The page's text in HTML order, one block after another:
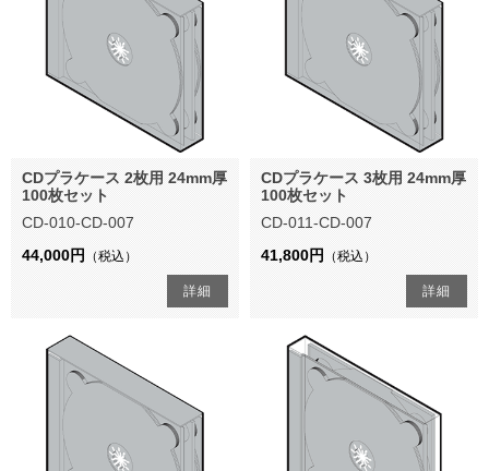
CDプラケース 2枚用 24mm厚
100枚セット
CD-010-CD-007
44,000円
（税込）
詳細
CDプラケース 3枚用 24mm厚
100枚セット
CD-011-CD-007
41,800円
（税込）
詳細